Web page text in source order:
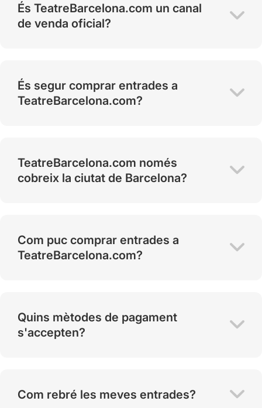
És TeatreBarcelona.com un canal
de venda oficial?
És segur comprar entrades a
TeatreBarcelona.com?
TeatreBarcelona.com només
cobreix la ciutat de Barcelona?
Com puc comprar entrades a
TeatreBarcelona.com?
Quins mètodes de pagament
s'accepten?
Com rebré les meves entrades?